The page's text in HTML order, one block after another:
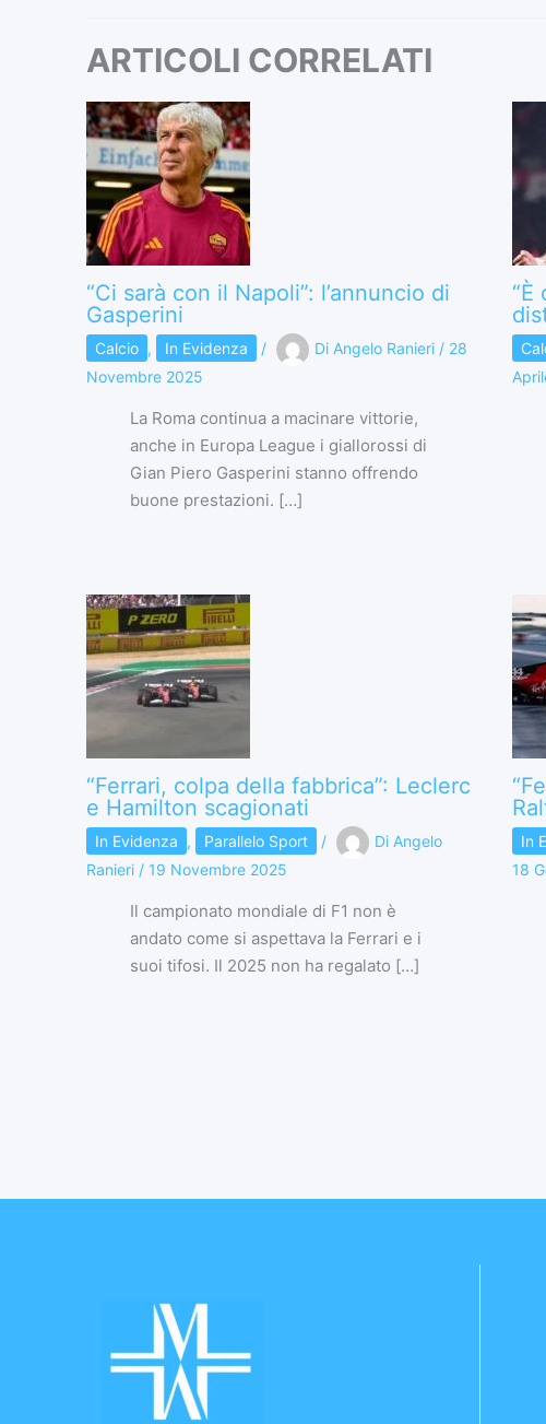
ARTICOLI CORRELATI
“Ci sarà con il Napoli”: l’annuncio di
Gasperini
Calcio , In Evidenza / Di Angelo Ranieri / 28
Novembre 2025
La Roma continua a macinare vittorie,
anche in Europa League i giallorossi di
Gian Piero Gasperini stanno offrendo
buone prestazioni. […]
“È
“Ferrari, colpa della fabbrica”: Leclerc
e Hamilton scagionati
In Evidenza , Parallelo Sport / Di Angelo
Ranieri / 19 Novembre 2025
Il campionato mondiale di F1 non è
andato come si aspettava la Ferrari e i
suoi tifosi. Il 2025 non ha regalato […]
In
18